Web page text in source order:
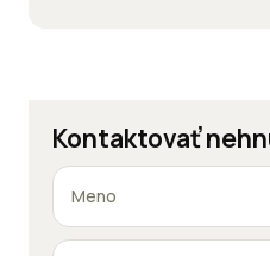
Kontaktovať